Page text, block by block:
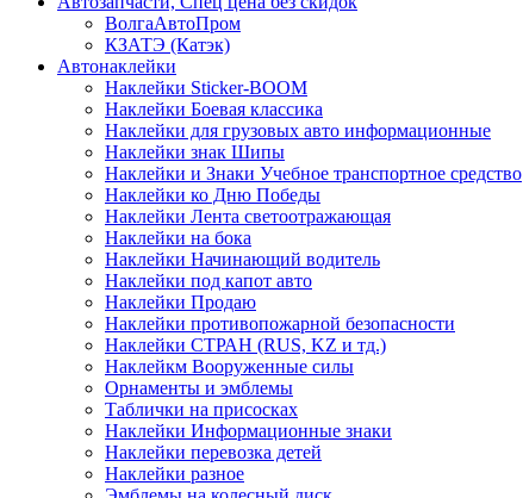
ВолгаАвтоПром
КЗАТЭ (Катэк)
Автонаклейки
Наклейки Sticker-BOOM
Наклейки Боевая классика
Наклейки для грузовых авто информационные
Наклейки знак Шипы
Наклейки и Знаки Учебное транспортное средство
Наклейки ко Дню Победы
Наклейки Лента светоотражающая
Наклейки на бока
Наклейки Начинающий водитель
Наклейки под капот авто
Наклейки Продаю
Наклейки противопожарной безопасности
Наклейки СТРАН (RUS, KZ и тд.)
Наклейкм Вооруженные силы
Орнаменты и эмблемы
Таблички на присосках
Наклейки Информационные знаки
Наклейки перевозка детей
Наклейки разное